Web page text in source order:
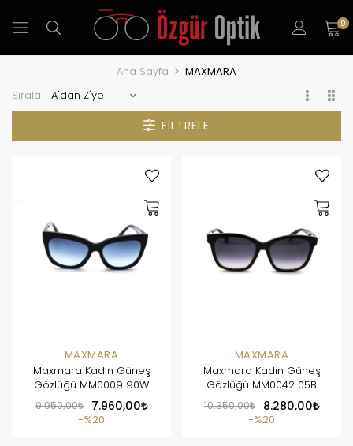
0
Ana Sayfa MAXMARA
Sırala
FILTRELE
MAXMARA
Maxmara Kadın Güneş
Gözlüğü MM0009 90W
9.950,00
7.960,00
%20
MAXMARA
Maxmara Kadın Güneş
Gözlüğü MM0042 05B
10.350,00
8.280,00
%20